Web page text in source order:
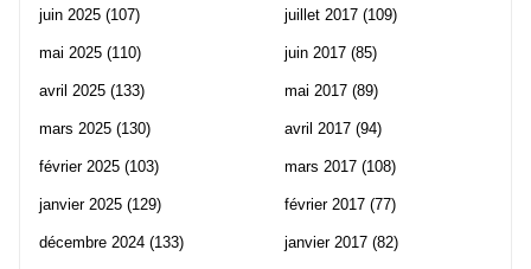
juin 2025 (107)
mai 2025 (110)
avril 2025 (133)
mars 2025 (130)
février 2025 (103)
janvier 2025 (129)
décembre 2024 (133)
juillet 2017 (109)
juin 2017 (85)
mai 2017 (89)
avril 2017 (94)
mars 2017 (108)
février 2017 (77)
janvier 2017 (82)